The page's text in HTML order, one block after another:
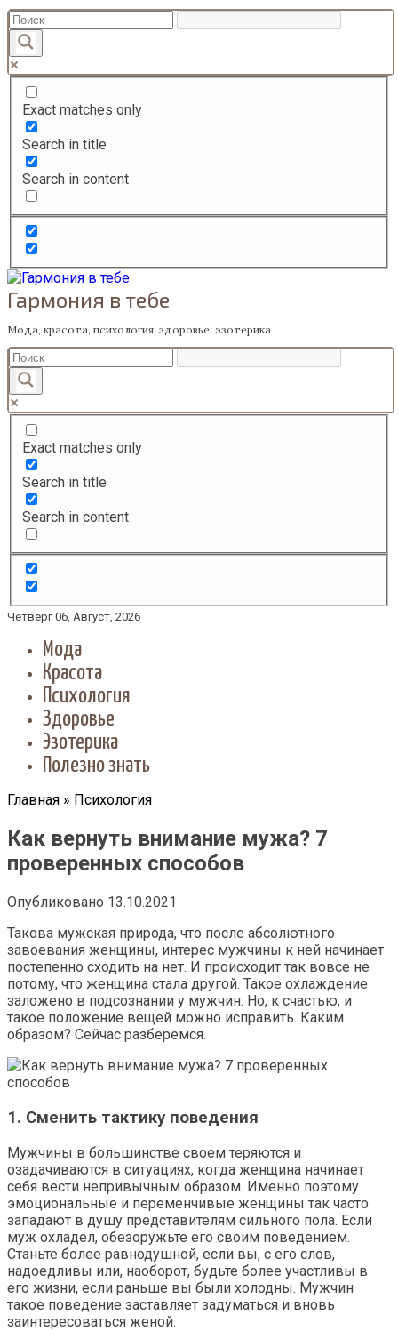
Перейти
к
содержанию
Exact matches only
Search in title
Search in content
Гармония в тебе
Мода, красота, психология, здоровье, эзотерика
Exact matches only
Search in title
Search in content
Четверг 06, Август, 2026
Мода
Красота
Психология
Здоровье
Эзотерика
Полезно знать
Главная » Психология
Как вернуть внимание мужа? 7
проверенных способов
Опубликовано 13.10.2021
Такова мужская природа, что после абсолютного
завоевания женщины, интерес мужчины к ней начинает
постепенно сходить на нет. И происходит так вовсе не
потому, что женщина стала другой. Такое охлаждение
заложено в подсознании у мужчин. Но, к счастью, и
такое положение вещей можно исправить. Каким
образом? Сейчас разберемся.
1. Сменить тактику поведения
Мужчины в большинстве своем теряются и
озадачиваются в ситуациях, когда женщина начинает
себя вести непривычным образом. Именно поэтому
эмоциональные и переменчивые женщины так часто
западают в душу представителям сильного пола. Если
муж охладел, обезоружьте его своим поведением.
Станьте более равнодушной, если вы, с его слов,
надоедливы или, наоборот, будьте более участливы в
его жизни, если раньше вы были холодны. Мужчин
такое поведение заставляет задуматься и вновь
заинтересоваться женой.